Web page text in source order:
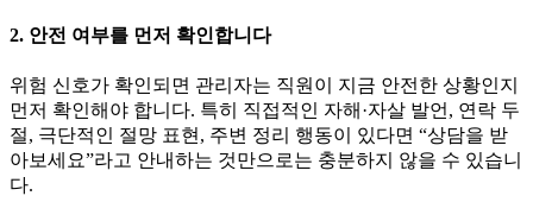
2. 안전 여부를 먼저 확인합니다
위험 신호가 확인되면 관리자는 직원이 지금 안전한 상황인지
먼저 확인해야 합니다. 특히 직접적인 자해·자살 발언, 연락 두
절, 극단적인 절망 표현, 주변 정리 행동이 있다면 “상담을 받
아보세요”라고 안내하는 것만으로는 충분하지 않을 수 있습니
다.